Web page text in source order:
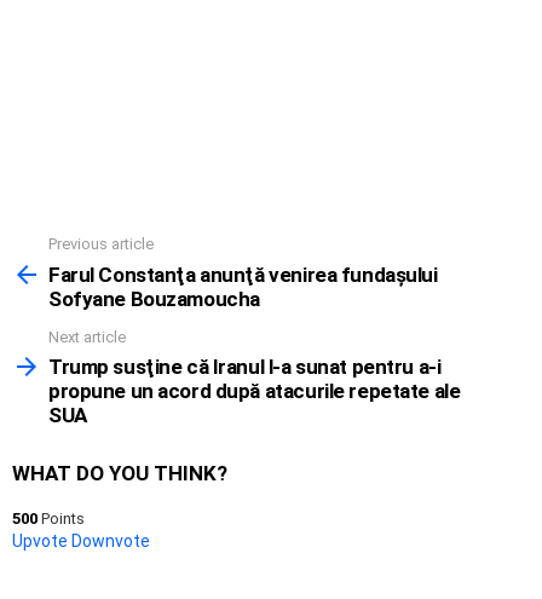
more
Previous article
Farul Constanţa anunţă venirea fundaşului
Sofyane Bouzamoucha
Next article
Trump susţine că Iranul l-a sunat pentru a-i
propune un acord după atacurile repetate ale
SUA
WHAT DO YOU THINK?
500 Points
Upvote Downvote